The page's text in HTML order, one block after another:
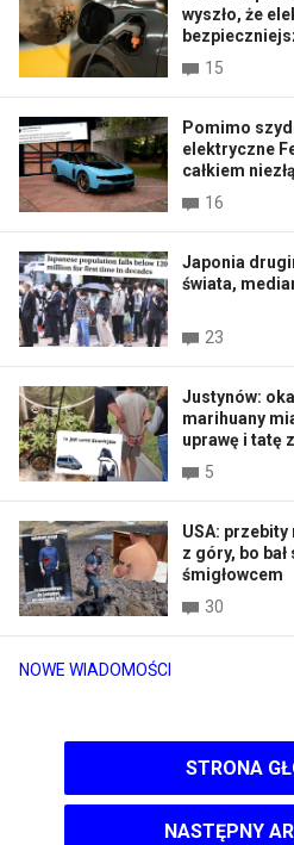
NOWE WIADOMOŚCI
wyszło, że
15
Pomimo
elektryczne
całkiem
16
Japonia
świata,
23
Justynów:
marihuany
uprawę i tatę
5
USA: przebity
z góry, bo
śmigłowcem
30
STRONA
NASTĘPNY